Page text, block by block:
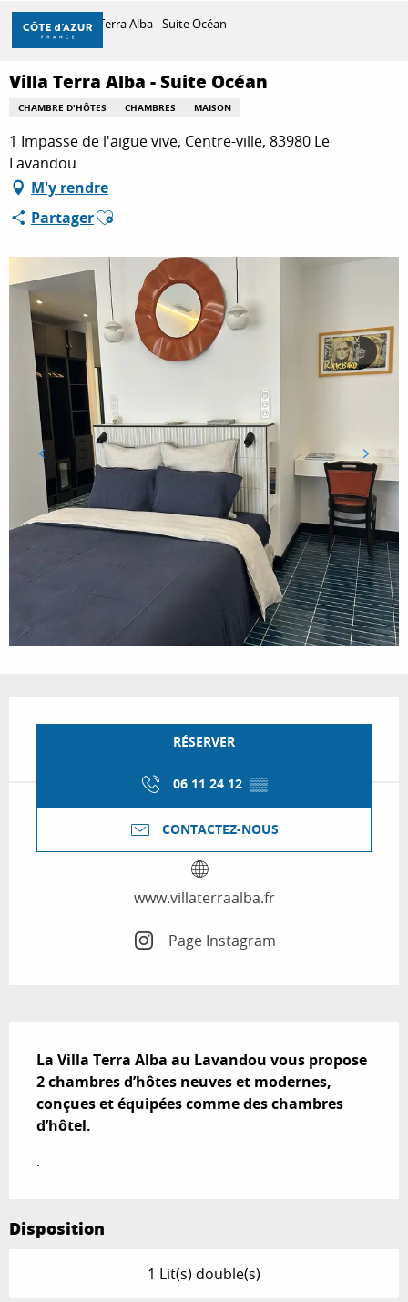
Aller
contenu
principal
DÉCOUVRIR
À FAIRE
SÉJOURNER
Accueil Villa Terra Alba - Suite Océan
Villa Terra Alba - Suite Océan
CHAMBRE D'HÔTES CHAMBRES MAISON
1 Impasse de l'aiguë vive, Centre-ville, 83980 Le
Lavandou
M'y rendre
PartagerAjouter aux favoris
RÉSERVER
06 11 24 12 ▒▒
CONTACTEZ-NOUS
www.villaterraalba.fr
Page Instagram
La Villa Terra Alba au Lavandou vous propose
2 chambres d’hôtes neuves et modernes,
conçues et équipées comme des chambres
d’hôtel.
.
Disposition
1 Lit(s) double(s)